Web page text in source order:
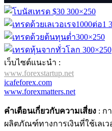
เว็บไซต์แนะนำ :
www.forexstartup.net
icafeforex.com
www.forexmatters.net
คำเตือนเกี่ยวกับความเสี่ยง : ก
ผลิตภัณฑ์ทางการเงินที่ใช้เลเ